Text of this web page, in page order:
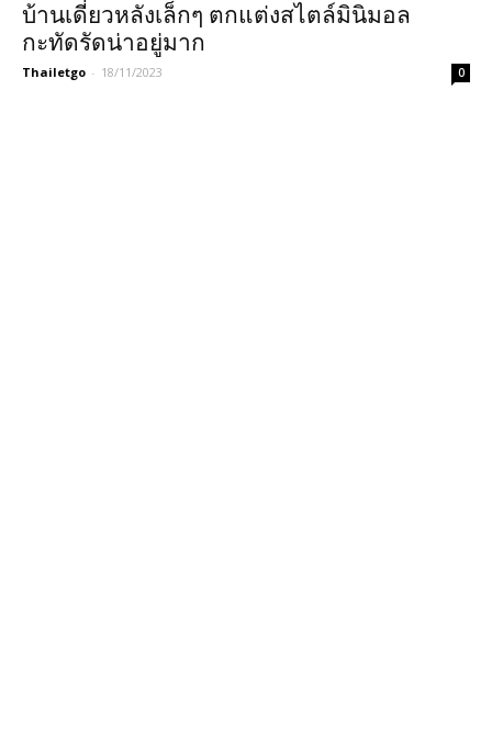
บ้านเดี่ยวหลังเล็กๆ ตกแต่งสไตล์มินิมอล
กะทัดรัดน่าอยู่มาก
Thailetgo - 18/11/2023 0